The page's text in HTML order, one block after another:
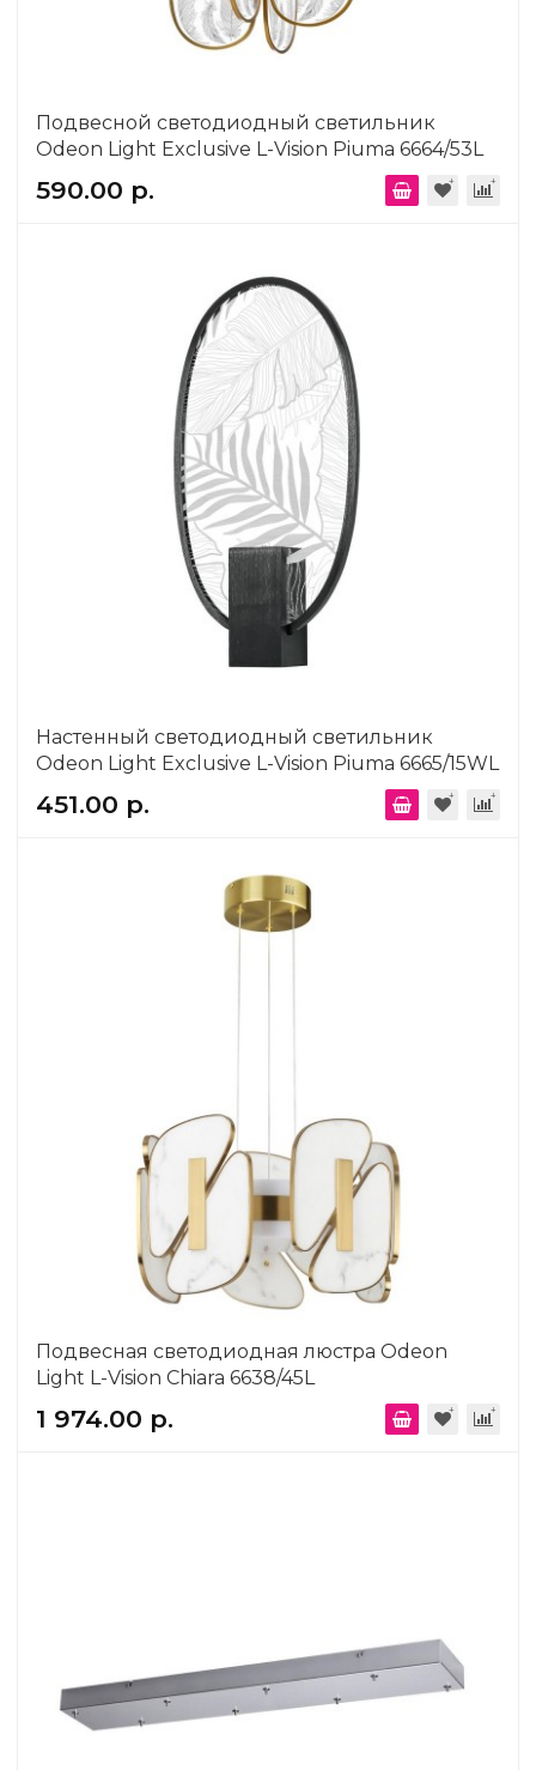
Подвесной светодиодный светильник
Odeon Light Exclusive L-Vision Piuma 6664/53L
590.00 р.
Настенный светодиодный светильник
Odeon Light Exclusive L-Vision Piuma 6665/15WL
451.00 р.
Подвесная светодиодная люстра Odeon
Light L-Vision Chiara 6638/45L
1 974.00 р.